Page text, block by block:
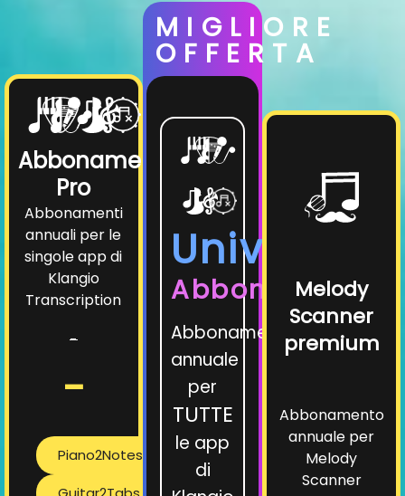
Abbonamenti
Pro
Abbonamenti
annuali per le
singole app di
Klangio
Transcription
-
-
Piano2Notes
MIGLIORE
OFFERTA
Universe
Abbonamento
Abbonamento
annuale
per
TUTTE
le app
di
Melody
Scanner
premium
Abbonamento
annuale per
Melody
Scanner